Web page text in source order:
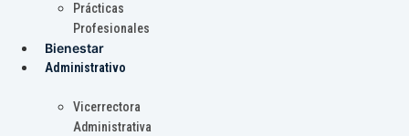
Prácticas
Profesionales
Bienestar
Administrativo
Vicerrectora
Administrativa